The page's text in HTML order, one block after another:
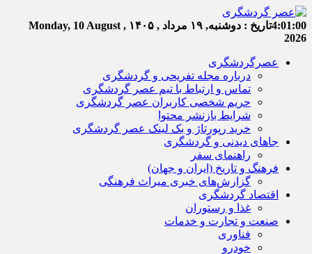
4:01:01تاریخ : دوشنبه, ۱۹ مرداد , ۱۴۰۵
Monday, 10 August ,
2026
عصرگردشگری
درباره مجله تفریحی و گردشگری
تماس و ارتباط با تیم عصر گردشگری
حریم شخصی کاربران عصر گردشگری
شرایط بازنشر محتوا
خرید رپورتاژ و بک لینک عصر گردشگری
جاهای دیدنی و گردشگری
راهنمای سفر
فرهنگ و تاریخ (ایران و جهان)
گزارش‌های خبری میراث فرهنگی
اقتصاد گردشگری
غذا و رستوران
صنعت و تجارت و خدمات
فناوری
خودرو